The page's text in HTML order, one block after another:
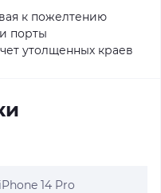
к пожелтению
порты
утолщенных краев
iPhone 14 Pro